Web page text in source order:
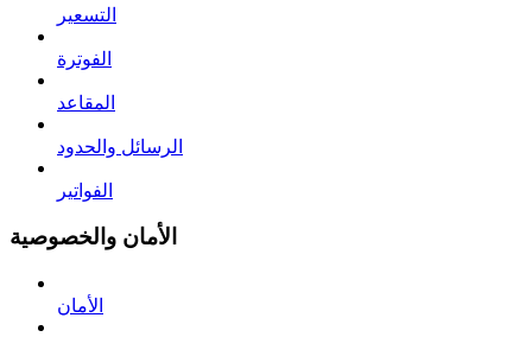
التسعير
الفوترة
المقاعد
الرسائل والحدود
الفواتير
الأمان والخصوصية
الأمان